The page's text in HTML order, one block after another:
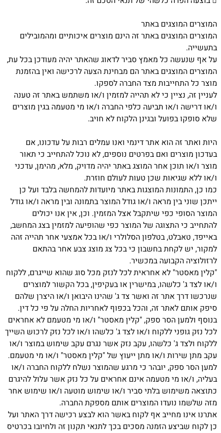
המוצרים המוצגים באתר
המוצרים המוצגים באתר זה הינם מוצרים איכותיים ומהמובילים
בתעשייה.
על אף שנעשה כל מאמץ סביר לדאוג שהאתר יהיה מעודכן בכל עת,
המוצרים המוצגים באתר הם מבחינת הצעה לרכישה ואין בהזמנת
מוצר כל התחייבות מצד החברה לספקו.
לעניין זה, נציין כי לא תהייה למזמין ו/או משתמש באתר זה טענה
ו/או דרישה ו/או תביעה כלפי החברה ו/או מי מטעמה בגין מוצרים
שלא סופקו בפועל ובגינן הלקוח לא חויב.
היות ואתר זה הוא אתר דינמי ואנו עמלים רבות על עדכונו, אם
בעדכון מוצרים ואם בפרטים נוספים, לא נוכל להתחייב כי תאור
מוצר ו/או תוכן אחר המוצג באתר יהיה מדויק, מלא, מהימן, עדכני
ו/או ללא שגיאות שכן טעות לעולם חוזרת.
כמו כן, התמונות המוצגות באתר מיועדות להמחשה בלבד ועל כן
ייתכן שוני בין מראה ו/או גודל המוצר בתמונה ובין מראה ו/או גודל
המוצר הסופי כפי שיתקבל אצל המזמין. וכן, אין אנו יכולים
להתחייב כי התצוגה של המוצר כפי שהופיעה למזמין בצג המחשב,
באייפד, טאבלט, בטלפון הסלולרי ו/או בכל אמצעי אחר תהייה זהה
למקור, יש לקחת בחשבון כי בכל צג מוצג צבע אחר בהתאם
לרזולוציה הקבועה במכשיר.
"קלין מאסטר" לא אחראית לכל לנזק מכל סוג שהוא שייגרם, ללקוח
ו/או לצד ג' כלשהו, במישרין או בעקיפין, בכל הקשור למוצרים
שנרכשו דרך אתר זה ואשר צד ג' שהינו היבואן ו/או היצרן שלהם
סיפק אותם לאתר זה, והכל בכפוף לאחריות החלה על פי כל דין.
בנוסף ולמען הסר ספק, "קלין מאסטר" ו/או מי מטעמם לא אחראים
לכל נזק גופני ללקוח ו/או לצד ג' כלשהו ו/או לכל נזק לרכוש השייך
ללקוח ולצד ג' כלשהו, עקב נזק אשר נגרם עקב שימוש במוצר ו/או
עקב מתן שירות ו/או מתן ייעוץ של "קלין מאסטר" ו/או מי מטעמם.
למען הסר ספק, יובהר כי מרגע שהמוצר נשלח ללקוח החברה ו/או
בעליה, ו/או מי מטעמה אינם אחראים על כל נזק אשר עלול להיגרם
כתוצאה משימוש בלתי סביר ו/או שימוש מוטעה ו/או שימוש אחר
מזה שלשמו נועדו המוצרים אותם מספקת החברה.
אתרנו אינו מחייב אף לקוח באשר הוא לבצע רכישה דרך האתר ועל
כן לקוח שביצע הזמנה מסכים בכך לתנאי תקנון זה ולחיובו בכרטיס